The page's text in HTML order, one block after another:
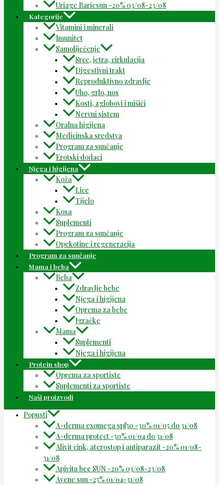
Uriage Bariesun -20% 03/08-23/08
Kategorije
Vitamini i minerali
Imunitet
Samoliječenje
Srce, jetra, cirkulacija
Digestivni trakt
Reproduktivno zdravlje
Uho, grlo, nos
Kosti, zglobovi i mišići
Nervni sistem
Oralna higijena
Medicinska sredstva
Program za sunčanje
Erotski dodaci
Njega i higijena
Koža
Lice
Tijelo
Kosa
Suplementi
Program za sunčanje
Opekotine i regeneracija
Program za sunčanje
Mama i beba
Beba
Zdravlje bebe
Njega i higijena
Oprema za bebe
Igračke
Mama
Suplementi
Njega i higijena
Protein shop
Oprema za sportiste
Suplementi za sportiste
Naši proizvodi
Popusti
A-derma exomega spf50 -30% 01/05 do 31/08
A-derma protect -50% 01/04 do 31/08
Alivit cink, aterostop i antiparazit -20% 01/08-
31/08
Apivita bee SUN -20% 03/08-23/08
Avene sun -25% 01/04-31/08